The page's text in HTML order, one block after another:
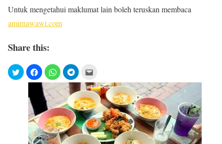
Untuk mengetahui maklumat lain boleh teruskan membaca
amirnawawi.com
Share this: